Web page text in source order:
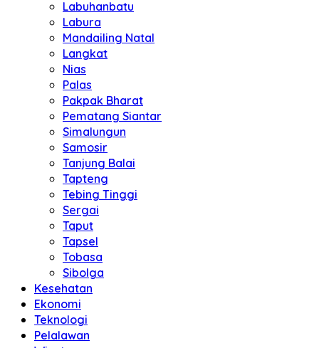
Labuhanbatu
Labura
Mandailing Natal
Langkat
Nias
Palas
Pakpak Bharat
Pematang Siantar
Simalungun
Samosir
Tanjung Balai
Tapteng
Tebing Tinggi
Sergai
Taput
Tapsel
Tobasa
Sibolga
Kesehatan
Ekonomi
Teknologi
Pelalawan